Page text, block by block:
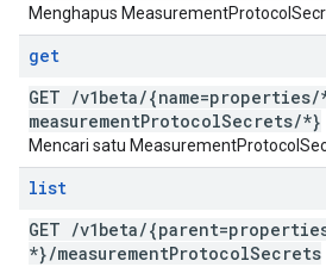
Menghapus
get
GET /v1beta/{name=properties/
measurementProtocolSecrets/*}
Mencari satu
list
GET /v1beta/
*}/measurementProtocolSecrets